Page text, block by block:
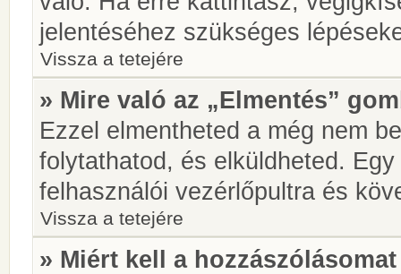
jelentéséhez szükséges
Vissza a tetejére
» Mire való az „Elmentés”
Ezzel elmentheted a még nem
folytathatod, és elküldheted.
felhasználói vezérlőpultra és
Vissza a tetejére
» Miért kell a